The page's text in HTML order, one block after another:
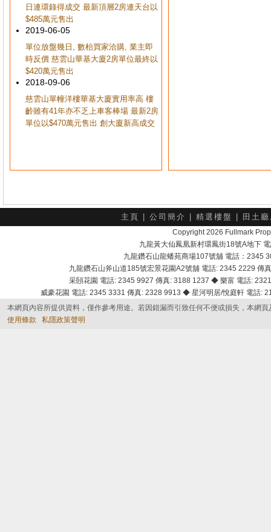
日連環錄得成交 最新頂層2房連天台以
$485萬元售出
2019-06-05
單位放盤幾日, 數枱買家洽購, 業主即
時反價 慈雲山華基大廈2房單位最終以
$420萬元售出
2018-09-06
慈雲山單幢洋樓華基大廈實用率高 樓
齡雖有41年亦不乏上車客棒場 最新2房
單位以$470萬元售出 創大廈新高成交
主頁 公司簡介 精選樓盤 田土
Copyright 2026 Fullmark
九龍黃大仙鳳凰新村環鳳街18號A地下
九龍鑽石山龍蟠苑商場107號舖 電話：2345
九龍鑽石山斧山道185號宏景花園A2號舖 電話: 2345 2229
采頣花園 電話: 2345 9927 傳真: 3188 1237 ◆ 樂富 電話:
威豪花園 電話: 2345 3331 傳真: 2328 9913 ◆ 星河明居/悅庭軒 電話
本網頁內容所提供資料，僅作參考用途。若因錯漏而引致任何不便或損失，本網
使用條款
私隱政策聲明